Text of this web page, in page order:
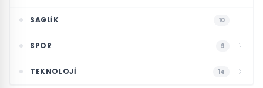
SAGLIK 10
SPOR 9
TEKNOLOJI 14